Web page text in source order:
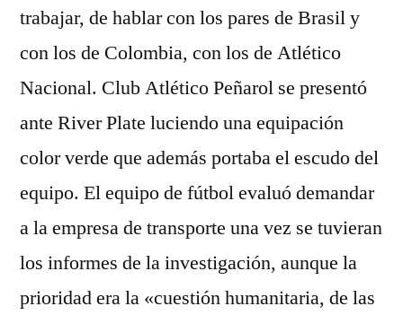
trabajar, de hablar con los pares de Brasil y
con los de Colombia, con los de Atlético
Nacional. Club Atlético Peñarol se presentó
ante River Plate luciendo una equipación
color verde que además portaba el escudo del
equipo. El equipo de fútbol evaluó demandar
a la empresa de transporte una vez se tuvieran
los informes de la investigación, aunque la
prioridad era la «cuestión humanitaria, de las